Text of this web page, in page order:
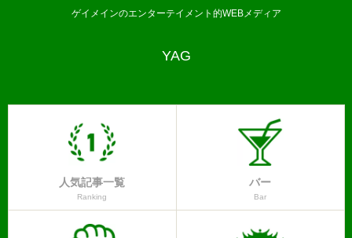
ゲイメインのエンターテイメント的WEBメディア
YAG
人気記事一覧
Ranking
バー
Bar